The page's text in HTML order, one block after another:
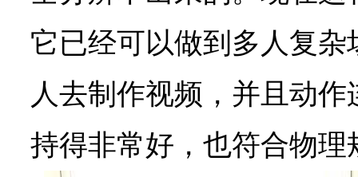
它已经可以做到多人复
人去制作视频，并且动
持得非常好，也符合物理